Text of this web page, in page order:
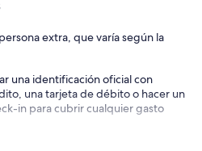
extra, que varía según la
una identificación oficial con
una tarjeta de débito o hacer un
in para cubrir cualquier gasto